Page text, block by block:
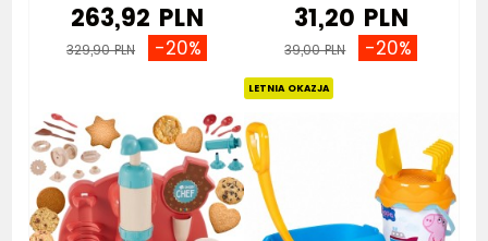
263,92 PLN
329,90 PLN -20%
31,20 PLN
39,00 PLN -20%
LETNIA OKAZJA